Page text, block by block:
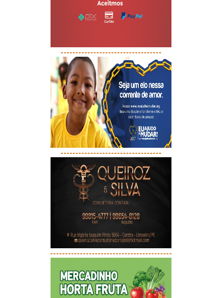
----------------------------------
----------------------------------
-----------------------------------------